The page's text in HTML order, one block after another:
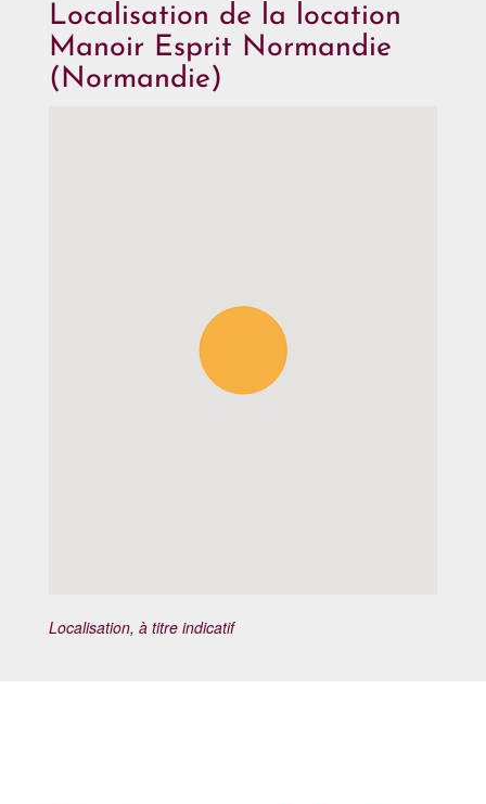
Localisation de la location
Manoir Esprit Normandie
(Normandie)
Localisation, à titre indicatif